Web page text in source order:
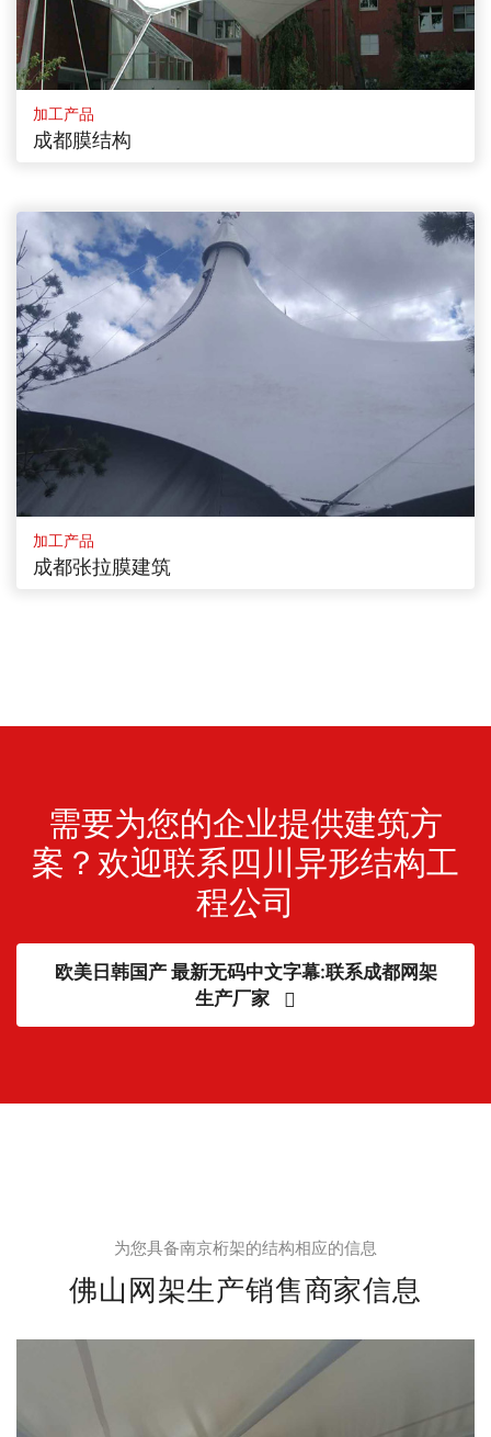
加工产品
成都膜结构
加工产品
成都张拉膜建筑
需要为您的企业提供建筑方
案？欢迎联系四川异形结构工
程公司
欧美日韩国产 最新无码中文字幕:联系成都网架
生产厂家
为您具备南京桁架的结构相应的信息
佛山网架生产销售商家信息